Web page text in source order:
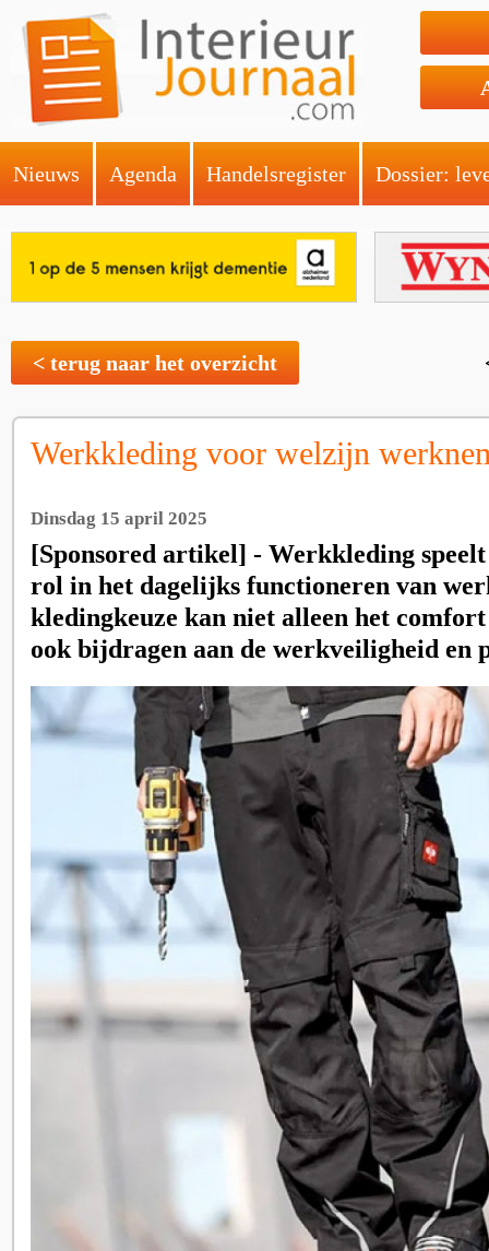
Nieuws Agenda Handelsregister Dossier:
< terug naar het overzicht
Werkkleding voor welzijn
Dinsdag 15 april 2025
[Sponsored artikel] - Werkkleding
rol in het dagelijks functioneren van
kledingkeuze kan niet alleen het
ook bijdragen aan de werkveiligheid en